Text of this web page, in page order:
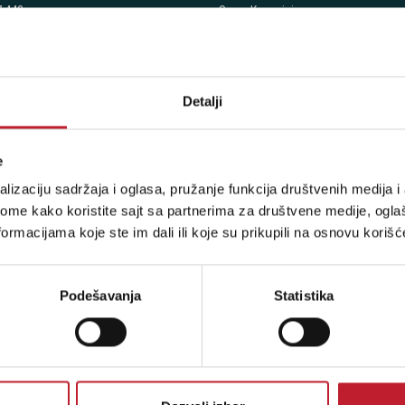
Detalji
sadržaja i oglasa, pružanje funkcija društvenih medija i
kako koristite sajt sa partnerima za društvene medije,
koje ste im dali ili koje su prikupili na osnovu
Podešavanja Statistika
442
068
9:00 - 20:00
- 17:00
Sve o Kupovini